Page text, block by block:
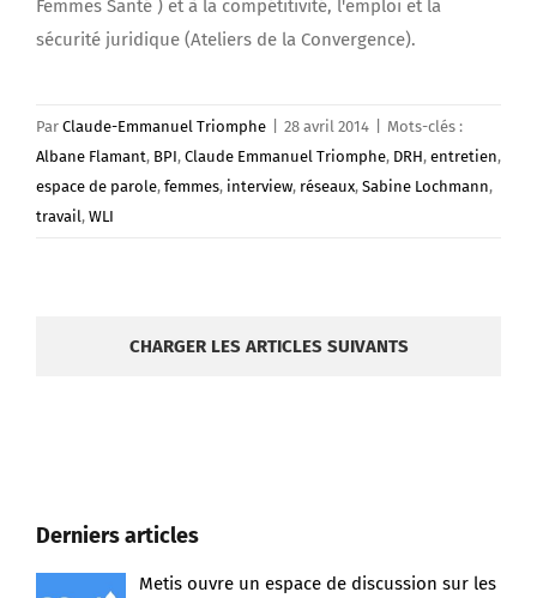
Femmes Santé ) et à la compétitivité, l'emploi et la
sécurité juridique (Ateliers de la Convergence).
Par Claude-Emmanuel Triomphe 28 avril 2014
Mots-clés :
Albane Flamant, BPI, Claude Emmanuel Triomphe, DRH, entretien,
espace de parole, femmes, interview, réseaux, Sabine Lochmann,
travail, WLI
CHARGER LES ARTICLES SUIVANTS
Derniers articles
Metis ouvre un espace de discussion sur les